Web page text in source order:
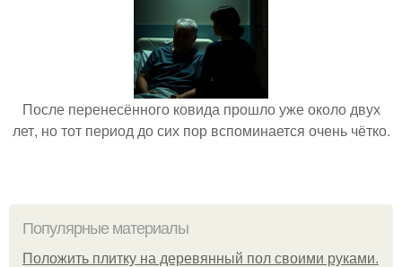
После перенесённого ковида прошло уже около двух
лет, но тот период до сих пор вспоминается очень чётко.
Популярные материалы
Положить плитку на деревянный пол своими руками.